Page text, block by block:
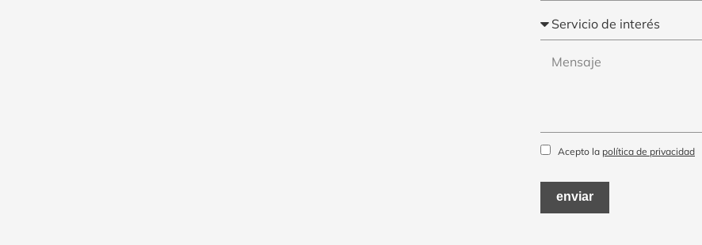
Acepto la política de privacidad
enviar